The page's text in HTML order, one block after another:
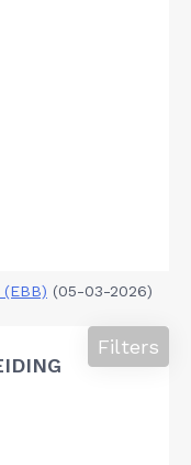
(05-03-2026)
Filters